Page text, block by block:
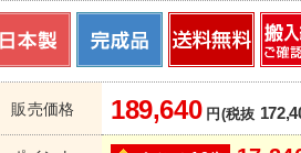
販売価格 189,640円(税抜